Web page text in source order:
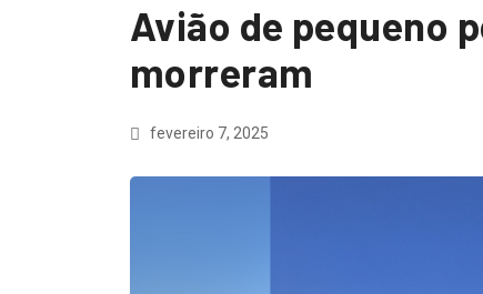
Avião de pequeno
morreram
fevereiro 7, 2025